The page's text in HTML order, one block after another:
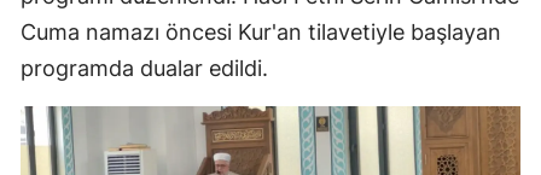
Cuma namazı öncesi Kur'an tilavetiyle başlayan
programda dualar edildi.